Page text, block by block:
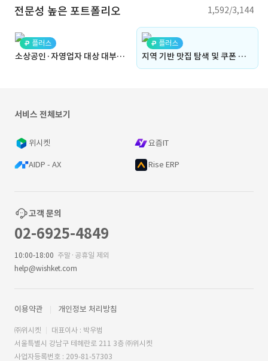
전문성 높은 포트폴리오 1,592/3,144
플러스
소상공인·자영업자 대상 대부업 기업 홈페이지 구축 프로젝트 (랜딩, 간편접수, 맞춤상담, 신청폼자동화, 알림전송, Admin)
플러스
지역 기반 맛집 탐색 및 쿠폰 리뷰 플랫폼 (위치기반검색, GPS, 지도연동, 이벤트관리, 매장관리, 리뷰데이터, 필터링,데이터분석, App, Admin, 통계)
서비스 전체보기
위시켓 요즘IT
AIDP - AX Rise ERP
고객 문의
02-6925-4849
10:00-18:00 주말·공휴일 제외
help@wishket.com
이용약관 개인정보 처리방침
㈜위시켓
대표이사 : 박우범
서울특별시 강남구 테헤란로 211 3층 ㈜위시켓
사업자등록번호 : 209-81-57303